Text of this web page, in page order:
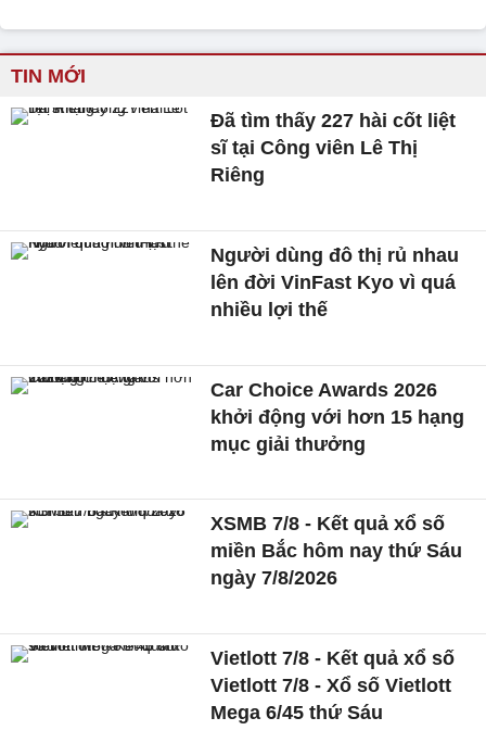
TIN MỚI
Đã tìm thấy 227 hài cốt liệt
sĩ tại Công viên Lê Thị
Riêng
Người dùng đô thị rủ nhau
lên đời VinFast Kyo vì quá
nhiều lợi thế
Car Choice Awards 2026
khởi động với hơn 15 hạng
mục giải thưởng
XSMB 7/8 - Kết quả xổ số
miền Bắc hôm nay thứ Sáu
ngày 7/8/2026
Vietlott 7/8 - Kết quả xổ số
Vietlott 7/8 - Xổ số Vietlott
Mega 6/45 thứ Sáu